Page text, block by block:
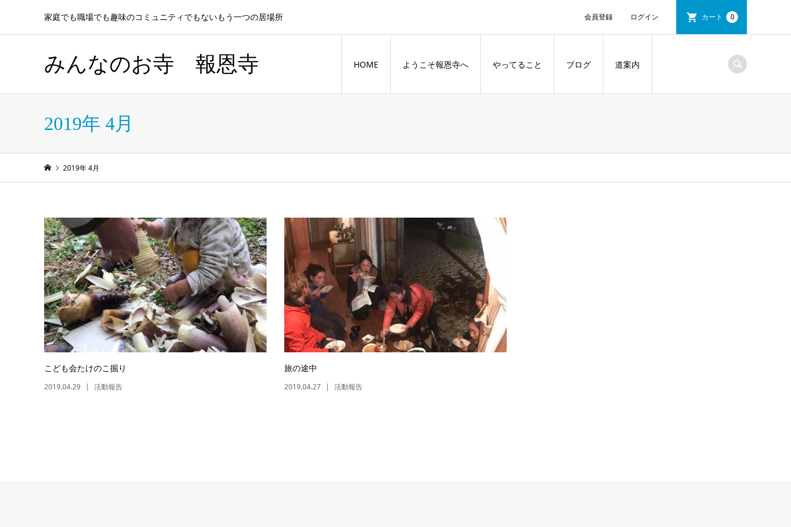
家庭でも職場でも趣味のコミュニティでもないもう一つの居場所 会員登録 ログイン カート 0
みんなのお寺 報恩寺 HOME ようこそ報恩寺へ やってること ブログ 道案内
2019年 4月
2019年 4月
こども会たけのこ掘り
2019.04.29 活動報告
旅の途中
2019.04.27 活動報告